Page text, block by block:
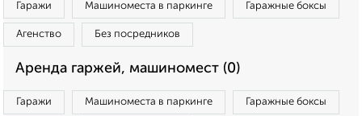
Гаражи Машиноместа в паркинге Гаражные боксы
Агенство Без посредников
Аренда гаржей, машиномест (0)
Гаражи Машиноместа в паркинге Гаражные боксы